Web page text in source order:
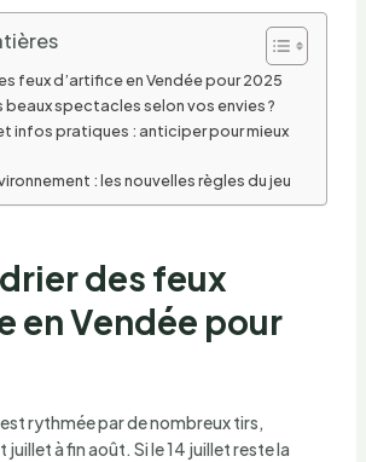
feux d’artifice en Vendée pour 2025
beaux spectacles selon vos envies ?
infos pratiques : anticiper pour mieux
: les nouvelles règles du jeu
des feux
en Vendée pour
rythmée par de nombreux tirs,
juillet à fin août. Si le 14 juillet reste la